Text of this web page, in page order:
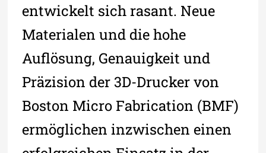
entwickelt sich rasant. Neue
Materialen und die hohe
Auflösung, Genauigkeit und
Präzision der 3D-Drucker von
Boston Micro Fabrication (BMF)
ermöglichen inzwischen einen